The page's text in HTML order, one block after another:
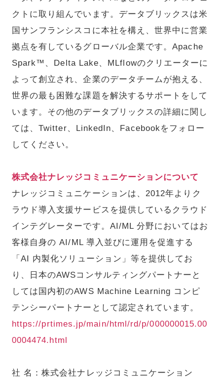
クトに取り組んでいます。データブリックスは米
国サンフランシスコに本社を構え、世界中に営業
拠点を有しているグローバル企業です。Apache
Spark™、Delta Lake、MLflowのクリエーターに
よって創立され、企業のデータチームが抱える、
世界の最も困難な課題を解決するサポートをして
います。その他のデータブリックスの詳細に関し
ては、Twitter、LinkedIn、Facebookをフォロー
してください。
株式会社ナレッジコミュニケーションについて
ナレッジコミュニケーションは、2012年よりク
ラウド導入支援サービスを提供しているクラウド
インテグレーターです。AI/ML 分野においてはお
客様自身の AI/ML 導入並びに運用を促進する
「AI 内製化ソリューション」等を提供してお
り、日本のAWSコンサルティングパートナーと
しては国内初のAWS Machine Learning コンピ
テンシーパートナーとして認定されています。
https://prtimes.jp/main/html/rd/p/000000015.00
0004474.html
社 名：株式会社ナレッジコミュニケーション